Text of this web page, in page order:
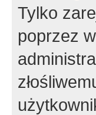
Tylko
poprzez